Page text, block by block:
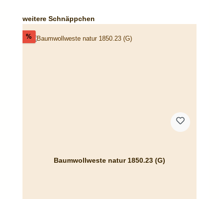
Produktgalerie überspringen
weitere Schnäppchen
%Rabatt
Baumwollweste natur 1850.23 (G)